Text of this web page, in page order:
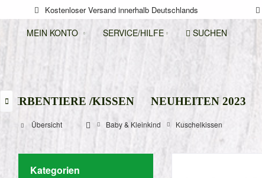
Kostenloser Versand innerhalb Deutschlands
MEIN KONTO SERVICE/HILFE SUCHEN
ZIRBENTIERE /KISSEN NEUHEITEN 2023

Übersicht Baby & Kleinkind Kuschelkissen
Kategorien